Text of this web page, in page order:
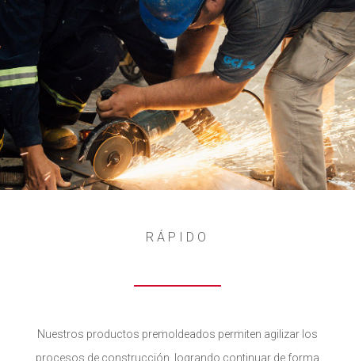
RÁPIDO
Nuestros productos premoldeados permiten agilizar los
procesos de construcción, logrando continuar de forma